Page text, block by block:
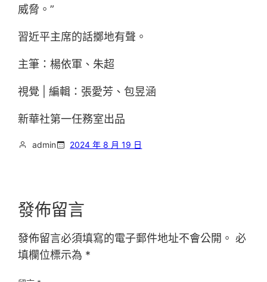
威脅。”
習近平主席的話擲地有聲。
主筆：楊依軍、朱超
視覺 | 編輯：張愛芳、包昱涵
新華社第一任務室出品
admin 2024 年 8 月 19 日
發佈留言
發佈留言必須填寫的電子郵件地址不會公開。 必
填欄位標示為 *